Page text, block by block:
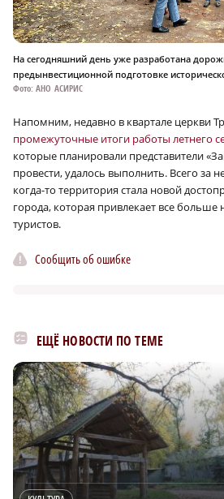
На сегодняшний день уже разработана
предынвестиционной подготовке
Фото: АНО АСИРИС
Напомним, недавно в квартале церкви
промежуточные итоги работы летнего
которые планировали представители
провести, удалось выполнить. Всего за
когда-то территория стала новой
города, которая привлекает все
туристов.
Сообщить об ошибке
ЕЩЁ НОВОСТИ ПО ТЕМЕ